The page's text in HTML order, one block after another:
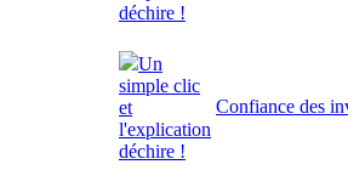
déchire !
Un
simple clic
et
l'explication
déchire !
Confiance des